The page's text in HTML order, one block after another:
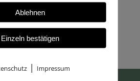
Ablehnen
Einzeln bestätigen
| Impressum